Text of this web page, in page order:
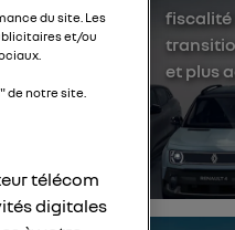
fiscalité
et plus
du site. Les
et/ou
de notre site.
télécom
digitales